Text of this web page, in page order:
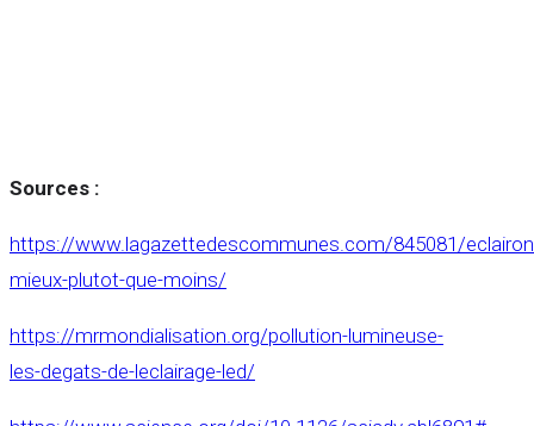
Sources :
https://www.lagazettedescommunes.com/845081/
mieux-plutot-que-moins/
https://mrmondialisation.org/pollution-lumineuse-
les-degats-de-leclairage-led/